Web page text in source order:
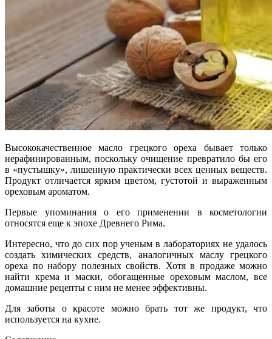
Высококачественное масло грецкого ореха бывает только
нерафинированным, поскольку очищение превратило бы его
в «пустышку», лишенную практически всех ценных веществ.
Продукт отличается ярким цветом, густотой и выраженным
ореховым ароматом.
Первые упоминания о его применении в косметологии
относятся еще к эпохе Древнего Рима.
Интересно, что до сих пор ученым в лабораториях не удалось
создать химических средств, аналогичных маслу грецкого
ореха по набору полезных свойств. Хотя в продаже можно
найти крема и маски, обогащенные ореховым маслом, все
домашние рецепты с ним не менее эффективны.
Для заботы о красоте можно брать тот же продукт, что
используется на кухне.